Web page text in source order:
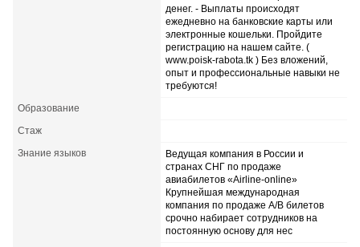
денег. - Выплаты происходят
ежедневно на банковские карты или
электронные кошельки. Пройдите
регистрацию на нашем сайте. (
www.poisk-rabota.tk ) Без вложений,
опыт и профессиональные навыки не
требуются!
Образование
Стаж
Знание языков
Ведущая компания в России и
странах СНГ по продаже
авиабилетов «Airline-online»
Крупнейшая международная
компания по продаже А/В билетов
срочно набирает сотрудников на
постоянную основу для нес